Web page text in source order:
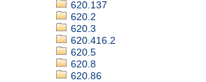
620.137
620.2
620.3
620.416.2
620.5
620.8
620.86